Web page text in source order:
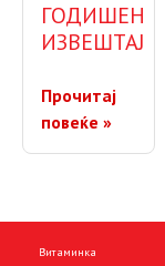
ГОДИШЕН
ИЗВЕШТАЈ
Прочитај
повеќе »
Витаминка